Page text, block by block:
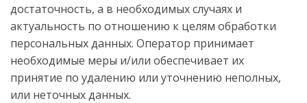
достаточность, а в необходимых случаях и
актуальность по отношению к целям обработки
персональных данных. Оператор принимает
необходимые меры и/или обеспечивает их
принятие по удалению или уточнению неполных,
или неточных данных.